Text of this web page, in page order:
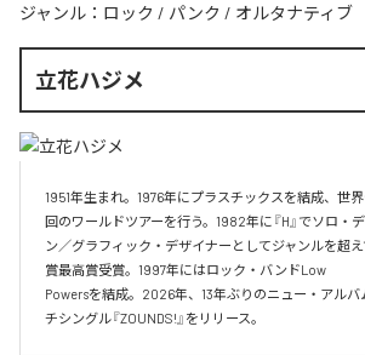
ジャンル： ロック / パンク / オルタナティブ
立花ハジメ
1951年生まれ。1976年にプラスチックスを結成、世
回のワールドツアーを行う。1982年に『H』でソロ・
ン／グラフィック・デザイナーとしてジャンルを超え
賞最高賞受賞。1997年にはロック・バンドLow
Powersを結成。2026年、13年ぶりのニュー・アルバ
チシングル『ZOUNDS!』をリリース。